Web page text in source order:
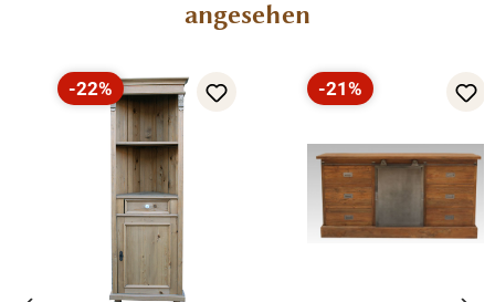
angesehen
Rabatt
-22%
Rabatt
-21%